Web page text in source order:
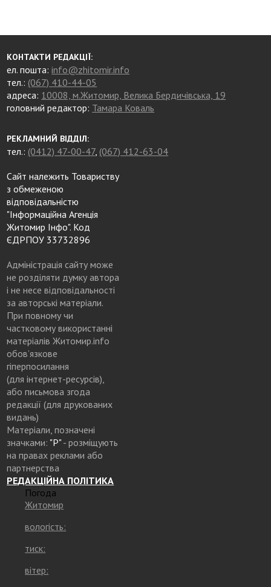
КОНТАКТИ РЕДАКЦІЇ:
ел. пошта:info@zhitomir.info
тел.: (067) 410-44-05
адреса: 10008, м.Житомир, Велика Бердичівська, 19
головний редактор: Тамара Коваль
РЕКЛАМНИЙ ВІДДІЛ:
тел.: (0412) 47-00-47, (067) 412-63-04
Сайт належить Товариству
з обмеженою
відповідальністю
"Інформаційна Агенція
Житомир Інфо". Код
ЄДРПОУ 33732896
Адміністрація сайту може
не розділяти думку автора
і не несе відповідальності
за авторські матеріали.
При повному чи
частковому використанні
матеріалів Житомир.info
обов’язкове
гіперпосилання
(для інтернет-ресурсів),
або письмова згода
редакції (для друкованих
видань)
Матеріали, позначені
значками: "Р"- розміщують
на правах реклами або
партнерства
РЕДАКЦІЙНА ПОЛІТИКА
Погода
Житомир
вологість:
тиск:
вітер: